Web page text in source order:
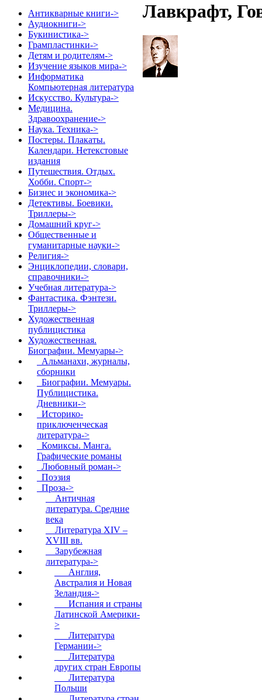
Антикварные книги->
Аудиокниги->
Букинистика->
Грампластинки->
Детям и родителям->
Изучение языков мира->
Информатика
Компьютерная литература
Искусство. Культура->
Медицина.
Здравоохранение->
Наука. Техника->
Постеры. Плакаты.
Календари. Нетекстовые
издания
Путешествия. Отдых.
Хобби. Спорт->
Бизнес и экономика->
Детективы. Боевики.
Триллеры->
Домашний круг->
Общественные и
гуманитарные науки->
Религия->
Энциклопедии, словари,
справочники->
Учебная литература->
Фантастика. Фэнтези.
Триллеры->
Художественная
публицистика
Художественная.
Биографии. Мемуары->
Альманахи, журналы,
сборники
Биографии. Мемуары.
Публицистика.
Дневники->
Историко-
приключенческая
литература->
Комиксы. Манга.
Графические романы
Любовный роман->
Поэзия
Проза->
Античная
литература. Средние
века
Литература XIV –
XVIII вв.
Зарубежная
литература->
Англия,
Австралия и Новая
Зеландия->
Испания и страны
Латинской Америки-
>
Литература
Германии->
Литература
других стран Европы
Литература
Польши
Лавкрафт,